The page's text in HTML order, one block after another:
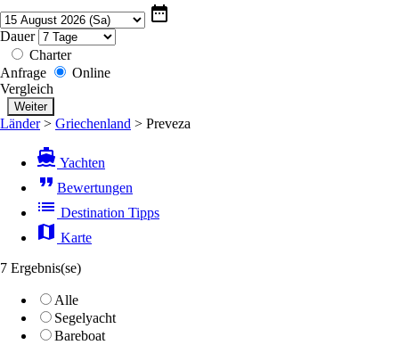
date_range
Dauer
Charter
Anfrage
Online
Vergleich
Länder> Griechenland > Preveza
directions_boat Yachten
format_quote Bewertungen
list Destination Tipps
map Karte
7 Ergebnis(se)
Alle
Segelyacht
Bareboat